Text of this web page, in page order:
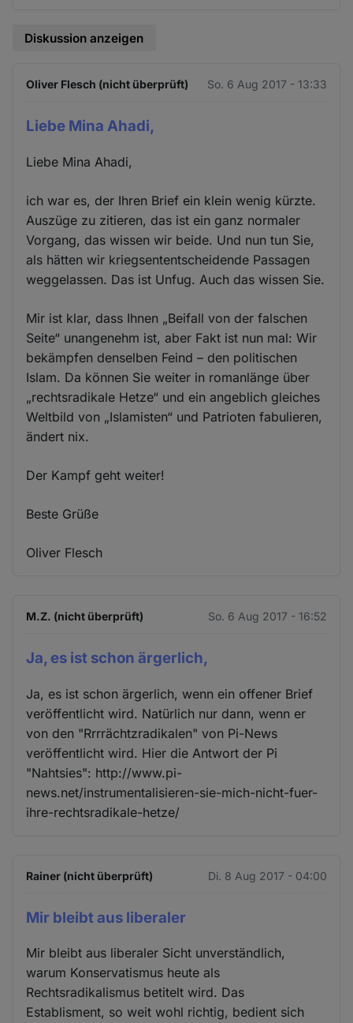
Diskussion anzeigen
Oliver Flesch (nicht überprüft) So. 6 Aug 2017 - 13:33
Liebe Mina Ahadi,
Liebe Mina Ahadi,
ich war es, der Ihren Brief ein klein wenig kürzte.
Auszüge zu zitieren, das ist ein ganz normaler
Vorgang, das wissen wir beide. Und nun tun Sie,
als hätten wir kriegsententscheidende Passagen
weggelassen. Das ist Unfug. Auch das wissen Sie.
Mir ist klar, dass Ihnen „Beifall von der falschen
Seite“ unangenehm ist, aber Fakt ist nun mal: Wir
bekämpfen denselben Feind – den politischen
Islam. Da können Sie weiter in romanlänge über
„rechtsradikale Hetze“ und ein angeblich gleiches
Weltbild von „Islamisten“ und Patrioten fabulieren,
ändert nix.
Der Kampf geht weiter!
Beste Grüße
Oliver Flesch
M.Z. (nicht überprüft) So. 6 Aug 2017 - 16:52
Ja, es ist schon ärgerlich,
Ja, es ist schon ärgerlich, wenn ein offener Brief
veröffentlicht wird. Natürlich nur dann, wenn er
von den "Rrrrächtzradikalen" von Pi-News
veröffentlicht wird. Hier die Antwort der Pi
"Nahtsies": http://www.pi-
news.net/instrumentalisieren-sie-mich-nicht-fuer-
ihre-rechtsradikale-hetze/
Rainer (nicht überprüft) Di. 8 Aug 2017 - 04:00
Mir bleibt aus liberaler
Mir bleibt aus liberaler Sicht unverständlich,
warum Konservatismus heute als
Rechtsradikalismus betitelt wird. Das
Establisment, so weit wohl richtig, bedient sich